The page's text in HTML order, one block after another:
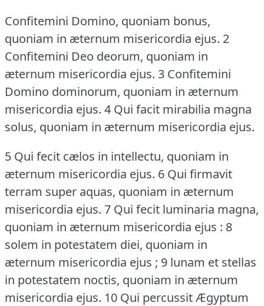
Confitemini Domino, quoniam bonus,
quoniam in æternum misericordia ejus. 2
Confitemini Deo deorum, quoniam in
æternum misericordia ejus. 3 Confitemini
Domino dominorum, quoniam in æternum
misericordia ejus. 4 Qui facit mirabilia magna
solus, quoniam in æternum misericordia ejus.
5 Qui fecit cælos in intellectu, quoniam in
æternum misericordia ejus. 6 Qui firmavit
terram super aquas, quoniam in æternum
misericordia ejus. 7 Qui fecit luminaria magna,
quoniam in æternum misericordia ejus : 8
solem in potestatem diei, quoniam in
æternum misericordia ejus ; 9 lunam et stellas
in potestatem noctis, quoniam in æternum
misericordia ejus. 10 Qui percussit Ægyptum